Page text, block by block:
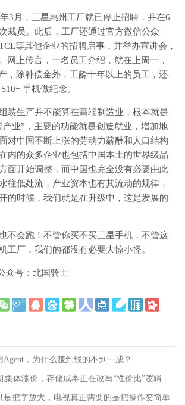
3月，三星惠州工厂就已停止招聘，并在6
裁员。此后，工厂还通过官方微信公众
等其他企业的招聘启事，并举办宣讲会，
网上传言，一名员工介绍，就在上周一，
，除补偿金外，工龄十年以上的员工，还
手机做纪念。
装生产并不能算在高端制造业，根本就是
产业”，主要的功能就是创造就业，增加地
对中国不断上涨的劳动力薪酬和人口结构
内的众多企业也包括中国本土的世界级品
面开始调整，而中国也完全没有必要由此
往低处流，产业资本也有其流动的规律，
的时候，我们就是在升级中，这是发展的
不会跑！不管你买不买三星手机，不管这
工厂，我们的都没有必要大惊小怪。
众号：北国骑士
Agent，为什么赚到钱的不到一成？
集体涨价，存储成本正在改写“性价比”逻辑
是把字放大，电视真正需要的是把操作变简单